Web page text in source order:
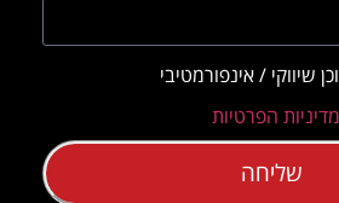
שיווקי / אינפורמטיבי
מדיניות הפרטיות
שליחה